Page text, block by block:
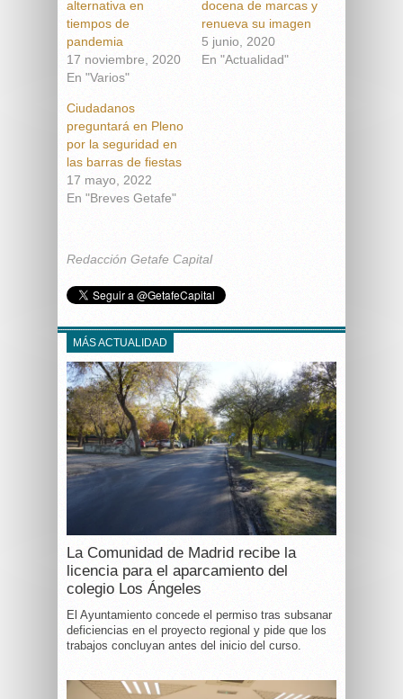
alternativa en
tiempos de
pandemia
17 noviembre, 2020
En "Varios"
docena de marcas y
renueva su imagen
5 junio, 2020
En "Actualidad"
Ciudadanos
preguntará en Pleno
por la seguridad en
las barras de fiestas
17 mayo, 2022
En "Breves Getafe"
Redacción Getafe Capital
MÁS ACTUALIDAD
La Comunidad de Madrid recibe la
licencia para el aparcamiento del
colegio Los Ángeles
El Ayuntamiento concede el permiso tras subsanar
deficiencias en el proyecto regional y pide que los
trabajos concluyan antes del inicio del curso.